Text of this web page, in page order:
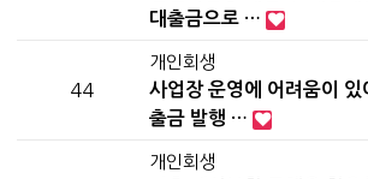
대출금으로 …
44
개인회생
사업장 운영에 어려움이 있
출금 발행 …
개인회생